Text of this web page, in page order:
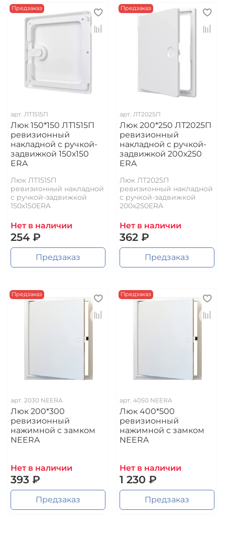
Предзаказ
арт. ЛТ1515П
Люк 150*150 ЛТ1515П
ревизионный
накладной с ручкой-
задвижкой 150х150
ERA
Люк ЛТ1515П
ревизионный накладной
с ручкой-задвижкой
150х150ERA
Нет в наличии
254 ₽
Предзаказ
Предзаказ
арт. ЛТ2025П
Люк 200*250 ЛТ2025П
ревизионный
накладной с ручкой-
задвижкой 200х250
ERA
Люк ЛТ2025П
ревизионный накладной
с ручкой-задвижкой
200х250ERA
Нет в наличии
362 ₽
Предзаказ
Предзаказ
арт. 2030 NEERA
Люк 200*300
ревизионный
нажимной с замком
NEERA
Нет в наличии
393 ₽
Предзаказ
Предзаказ
арт. 4050 NEERA
Люк 400*500
ревизионный
нажимной с замком
NEERA
Нет в наличии
1 230 ₽
Предзаказ